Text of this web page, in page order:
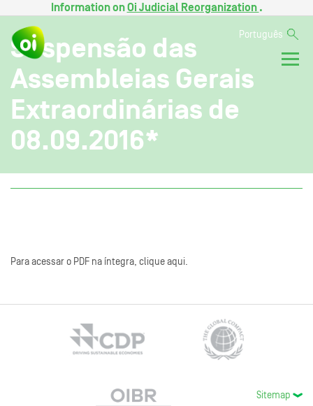
Information onOi Judicial Reorganization .
Português
Suspensão das
Assembleias Gerais
Extraordinárias de
08.09.2016*
Para acessar o PDF na íntegra, clique aqui.
Sitemap